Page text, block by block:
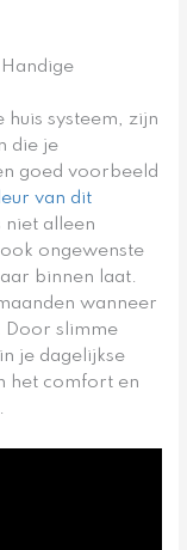
huis systeem, zijn
die je
goed voorbeeld
van dit
niet alleen
ongewenste
binnen laat.
wanneer
Door slimme
je dagelijkse
het comfort en